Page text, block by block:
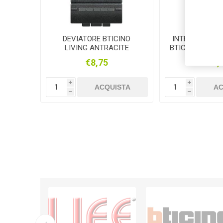
DEVIATORE BTICINO
LIVING ANTRACITE
€8,75
i
h
ACQUISTA
BTICINOLIVING
i
h